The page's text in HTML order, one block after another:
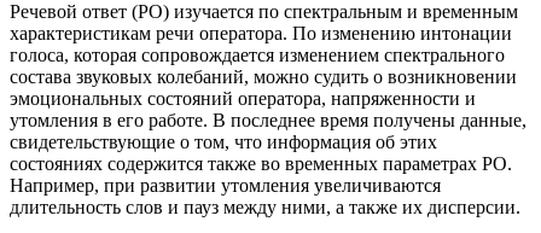
Речевой ответ (РО) изучается по спектральным и временным
характеристикам речи оператора. По изменению интонации
голоса, которая сопровождается изменением спектрального
состава звуковых колебаний, можно судить о возникновении
эмоциональных состояний оператора, напряженности и
утомления в его работе. В последнее время получены данные,
свидетельствующие о том, что информация об этих
состояниях содержится также во временных параметрах РО.
Например, при развитии утомления увеличиваются
длительность слов и пауз между ними, а также их дисперсии.